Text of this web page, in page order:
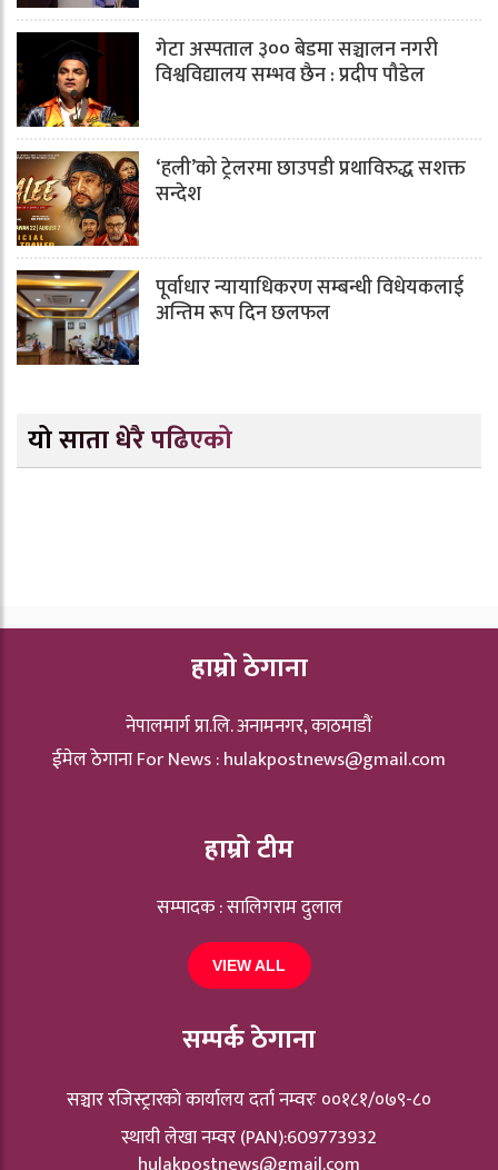
गेटा अस्पताल ३०० बेडमा सञ्चालन नगरी
विश्वविद्यालय सम्भव छैन : प्रदीप पौडेल
‘हली’को ट्रेलरमा छाउपडी प्रथाविरुद्ध सशक्त
सन्देश
पूर्वाधार न्यायाधिकरण सम्बन्धी विधेयकलाई
अन्तिम रूप दिन छलफल
यो साता धेरै पढिएको
हाम्रो ठेगाना
नेपालमार्ग प्रा.लि. अनामनगर, काठमाडौं
ईमेल ठेगाना For News :hulakpostnews@gmail.com
हाम्रो टीम
सम्पादक : सालिगराम दुलाल
VIEW ALL
सम्पर्क ठेगाना
सञ्चार रजिस्ट्रारकाे कार्यालय दर्ता नम्वरः ००१८१/०७९-८०
स्थायी लेखा नम्वर (PAN):609773932